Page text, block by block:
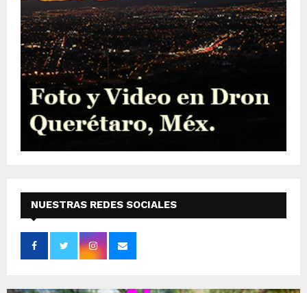
NUESTRAS REDES SOCIALES